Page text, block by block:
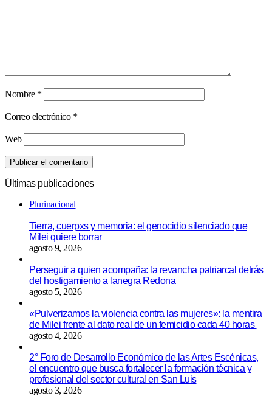
Nombre *
Correo electrónico *
Web
Últimas publicaciones
Plurinacional
Tierra, cuerpxs y memoria: el genocidio silenciado que
Milei quiere borrar
agosto 9, 2026
Perseguir a quien acompaña: la revancha patriarcal detrás
del hostigamiento a lanegra Redona
agosto 5, 2026
«Pulverizamos la violencia contra las mujeres»: la mentira
de Milei frente al dato real de un femicidio cada 40 horas
agosto 4, 2026
2° Foro de Desarrollo Económico de las Artes Escénicas,
el encuentro que busca fortalecer la formación técnica y
profesional del sector cultural en San Luis
agosto 3, 2026